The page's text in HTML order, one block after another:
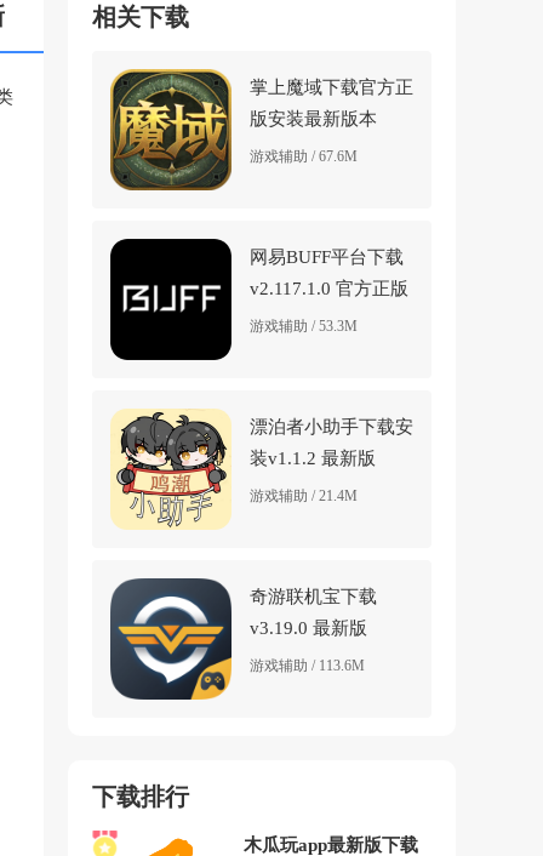
相关下载
掌上魔域下载官方正
版安装最新版本
v1.0.59 免费版
游戏辅助 / 67.6M
网易BUFF平台下载
v2.117.1.0 官方正版
游戏辅助 / 53.3M
漂泊者小助手下载安
装v1.1.2 最新版
游戏辅助 / 21.4M
奇游联机宝下载
v3.19.0 最新版
游戏辅助 / 113.6M
下载排行
木瓜玩app最新版下载